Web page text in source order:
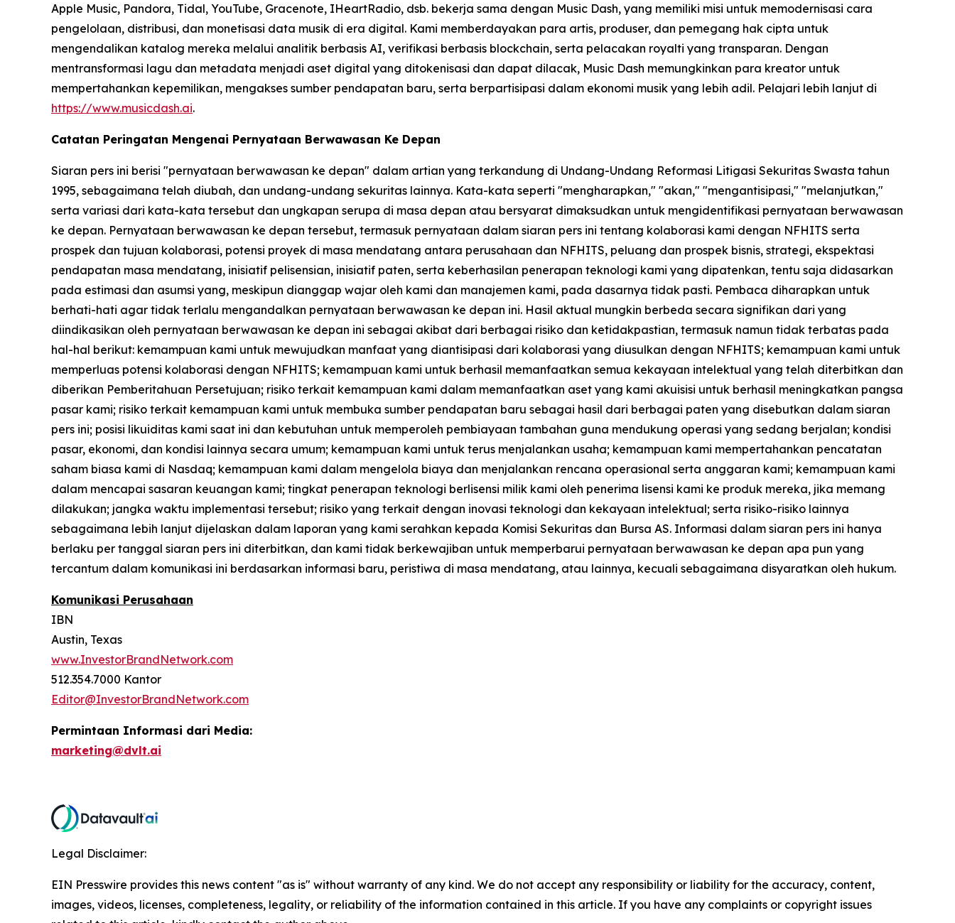
Apple Music, Pandora, Tidal, YouTube, Gracenote, IHeartRadio, dsb. bekerja sama dengan Music Dash, yang memiliki misi untuk memodernisasi cara
pengelolaan, distribusi, dan monetisasi data musik di era digital. Kami memberdayakan para artis, produser, dan pemegang hak cipta untuk
mengendalikan katalog mereka melalui analitik berbasis AI, verifikasi berbasis blockchain, serta pelacakan royalti yang transparan. Dengan
mentransformasi lagu dan metadata menjadi aset digital yang ditokenisasi dan dapat dilacak, Music Dash memungkinkan para kreator untuk
mempertahankan kepemilikan, mengakses sumber pendapatan baru, serta berpartisipasi dalam ekonomi musik yang lebih adil. Pelajari lebih lanjut di
https://www.musicdash.ai.
Catatan Peringatan Mengenai Pernyataan Berwawasan Ke Depan
Siaran pers ini berisi "pernyataan berwawasan ke depan" dalam artian yang terkandung di Undang-Undang Reformasi Litigasi Sekuritas Swasta tahun
1995, sebagaimana telah diubah, dan undang-undang sekuritas lainnya. Kata-kata seperti "mengharapkan," "akan," "mengantisipasi," "melanjutkan,"
serta variasi dari kata-kata tersebut dan ungkapan serupa di masa depan atau bersyarat dimaksudkan untuk mengidentifikasi pernyataan berwawasan
ke depan. Pernyataan berwawasan ke depan tersebut, termasuk pernyataan dalam siaran pers ini tentang kolaborasi kami dengan NFHITS serta
prospek dan tujuan kolaborasi, potensi proyek di masa mendatang antara perusahaan dan NFHITS, peluang dan prospek bisnis, strategi, ekspektasi
pendapatan masa mendatang, inisiatif pelisensian, inisiatif paten, serta keberhasilan penerapan teknologi kami yang dipatenkan, tentu saja didasarkan
pada estimasi dan asumsi yang, meskipun dianggap wajar oleh kami dan manajemen kami, pada dasarnya tidak pasti. Pembaca diharapkan untuk
berhati-hati agar tidak terlalu mengandalkan pernyataan berwawasan ke depan ini. Hasil aktual mungkin berbeda secara signifikan dari yang
diindikasikan oleh pernyataan berwawasan ke depan ini sebagai akibat dari berbagai risiko dan ketidakpastian, termasuk namun tidak terbatas pada
hal-hal berikut: kemampuan kami untuk mewujudkan manfaat yang diantisipasi dari kolaborasi yang diusulkan dengan NFHITS; kemampuan kami untuk
memperluas potensi kolaborasi dengan NFHITS; kemampuan kami untuk berhasil memanfaatkan semua kekayaan intelektual yang telah diterbitkan dan
diberikan Pemberitahuan Persetujuan; risiko terkait kemampuan kami dalam memanfaatkan aset yang kami akuisisi untuk berhasil meningkatkan pangsa
pasar kami; risiko terkait kemampuan kami untuk membuka sumber pendapatan baru sebagai hasil dari berbagai paten yang disebutkan dalam siaran
pers ini; posisi likuiditas kami saat ini dan kebutuhan untuk memperoleh pembiayaan tambahan guna mendukung operasi yang sedang berjalan; kondisi
pasar, ekonomi, dan kondisi lainnya secara umum; kemampuan kami untuk terus menjalankan usaha; kemampuan kami mempertahankan pencatatan
saham biasa kami di Nasdaq; kemampuan kami dalam mengelola biaya dan menjalankan rencana operasional serta anggaran kami; kemampuan kami
dalam mencapai sasaran keuangan kami; tingkat penerapan teknologi berlisensi milik kami oleh penerima lisensi kami ke produk mereka, jika memang
dilakukan; jangka waktu implementasi tersebut; risiko yang terkait dengan inovasi teknologi dan kekayaan intelektual; serta risiko-risiko lainnya
sebagaimana lebih lanjut dijelaskan dalam laporan yang kami serahkan kepada Komisi Sekuritas dan Bursa AS. Informasi dalam siaran pers ini hanya
berlaku per tanggal siaran pers ini diterbitkan, dan kami tidak berkewajiban untuk memperbarui pernyataan berwawasan ke depan apa pun yang
tercantum dalam komunikasi ini berdasarkan informasi baru, peristiwa di masa mendatang, atau lainnya, kecuali sebagaimana disyaratkan oleh hukum.
Komunikasi Perusahaan
IBN
Austin, Texas
www.InvestorBrandNetwork.com
512.354.7000 Kantor
Editor@InvestorBrandNetwork.com
Permintaan Informasi dari Media:
marketing@dvlt.ai
Legal Disclaimer:
EIN Presswire provides this news content "as is" without warranty of any kind. We do not accept any responsibility or liability for the accuracy, content,
images, videos, licenses, completeness, legality, or reliability of the information contained in this article. If you have any complaints or copyright issues